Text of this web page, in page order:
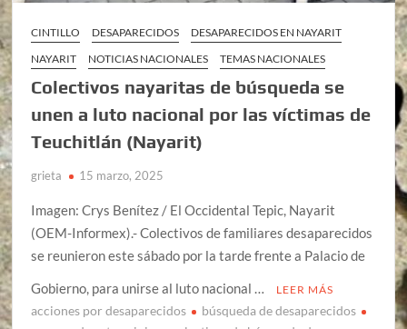
CINTILLO DESAPARECIDOS
DESAPARECIDOS EN NAYARIT
NAYARIT
NOTICIAS NACIONALES TEMAS NACIONALES
Colectivos nayaritas de búsqueda se
unen a luto nacional por las víctimas de
Teuchitlán (Nayarit)
grieta 15 marzo, 2025
Imagen: Crys Benítez / El Occidental Tepic, Nayarit
(OEM-Informex).- Colectivos de familiares desaparecidos
se reunieron este sábado por la tarde frente a Palacio de
Gobierno, para unirse al luto nacional …
LEER MÁS
acciones por desaparecidos
búsqueda de desaparecidos